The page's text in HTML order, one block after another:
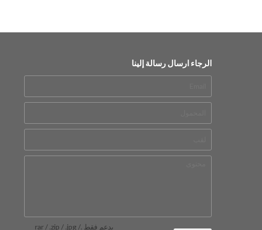
الرجاء ارسال رسالة إلينا
يدعم فقط .rar / .zip / .jpg /